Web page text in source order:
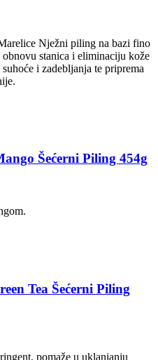
Nježni piling na bazi fino
stanica i eliminaciju kože
i zadebljanja te priprema
Šećerni Piling 454g
Tea Šećerni Piling
pomaže u uklanjanju